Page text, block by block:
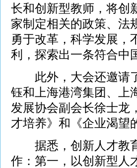
长和创新型教师，将创
家制定相关的政策、法
勇于改革，科学发展，
利，探索出一条符合中
此外，大会还邀请了
钰和上海港湾集团、上
发展协会副会长徐士龙
才培养》和《企业渴望
据悉，创新人才教育
作：第一，以创新型人